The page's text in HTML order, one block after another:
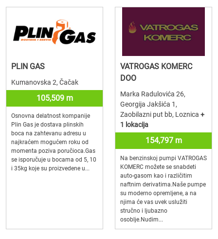
PLIN GAS
Kumanovska 2, Čačak
105,509 m
Osnovna delatnost kompanije
Plin Gas je dostava plinskih
boca na zahtevanu adresu u
najkraćem mogućem roku od
momenta poziva poručioca.Gas
se isporučuje u bocama od 5, 10
i 35kg koje su proizvedene u...
VATROGAS KOMERC
DOO
Marka Radulovića 26,
Georgija Jakšića 1,
Zaobilazni put bb, Loznica +
1 lokacija
154,797 m
Na benzinskoj pumpi VATROGAS
KOMERC možete se snabdeti
auto-gasom kao i različitim
naftnim derivatima.Naše pumpe
su moderno opremljene, a na
njima će vas uvek uslužiti
stručno i ljubazno
osoblje.Nudim...